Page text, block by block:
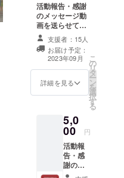
活動報告・感謝
のメッセージ動
画を送らせて頂
きます。 ※動画
はメールに添付
して送らせてい
ただきます。 ※
動画内でお呼び
するお名前を備
序良俗に反する
ものは不可・ご
記入いただいた
方のみお呼びさ
せていただきま
支援者：15人
お届け予定：
2023年09月
詳細を見る
こ
の
リ
タ
ー
ン
を
選
択
す
る
5,0
00 円
活動報
告・感
謝の
メッ